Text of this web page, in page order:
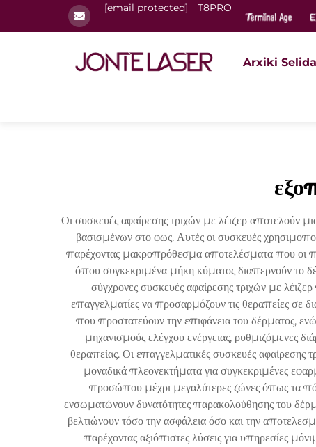
[email protected] T8PRO
Arxiki Selida
Οι συσκευές αφαίρεσης τριχών με λέιζερ αποτελούν
βασισμένων στο φως. Αυτές οι συσκευές
παρέχοντας μακροπρόθεσμα αποτελέσματα που οι
όπου συγκεκριμένα μήκη κύματος διαπερνούν το
σύγχρονες συσκευές αφαίρεσης τριχών με
επαγγελματίες να προσαρμόζουν τις θεραπείες σε
που προστατεύουν την επιφάνεια του δέρματος, ενώ
μηχανισμούς ελέγχου ενέργειας, ρυθμιζόμενες
θεραπείας. Οι επαγγελματικές συσκευές αφαίρεσης
μοναδικά πλεονεκτήματα για συγκεκριμένες
προσώπου μέχρι μεγαλύτερες ζώνες όπως τα
ενσωματώνουν δυνατότητες παρακολούθησης του
βελτιώνουν τόσο την ασφάλεια όσο και την
παρέχοντας αξιόπιστες λύσεις για υπηρεσίες